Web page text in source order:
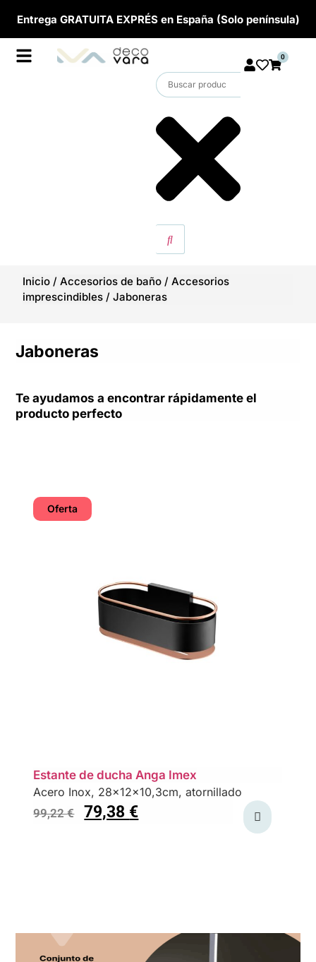
Entrega GRATUITA EXPRÉS en España (Solo península)
0
Inicio /Accesorios de baño /Accesorios
imprescindibles /Jaboneras
Jaboneras
Te ayudamos a encontrar rápidamente el
producto perfecto
Oferta
Estante de ducha Anga Imex
Acero Inox, 28x12x10,3cm, atornillado
99,22€ 79,38 €